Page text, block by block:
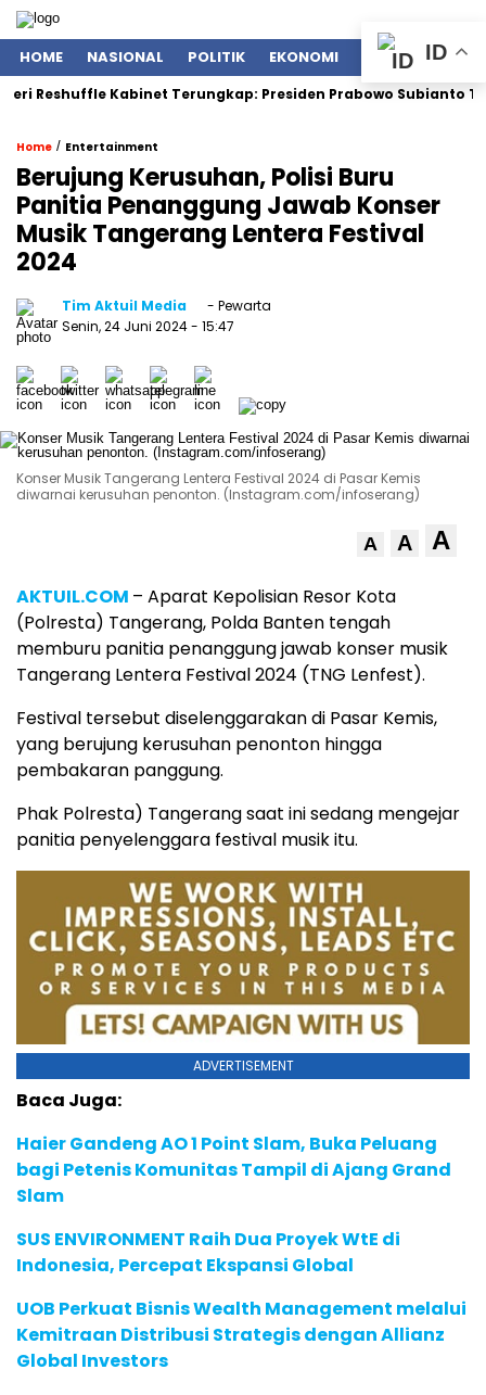
HOME NASIONAL POLITIK EKONOMI ENTERTAINMENT
Kabinet Terungkap: Presiden Prabowo Subianto Tegaskan
Home / Entertainment
Berujung Kerusuhan, Polisi Buru
Panitia Penanggung Jawab Konser
Musik Tangerang Lentera Festival
2024
Tim Aktuil Media
- Pewarta
Senin, 24 Juni 2024- 15:47
Konser Musik Tangerang Lentera Festival 2024 di Pasar Kemis
diwarnai kerusuhan penonton. (Instagram.com/infoserang)
A A A
AKTUIL.COM – Aparat Kepolisian Resor Kota
(Polresta) Tangerang, Polda Banten tengah
memburu panitia penanggung jawab konser musik
Tangerang Lentera Festival 2024 (TNG Lenfest).
Festival tersebut diselenggarakan di Pasar Kemis,
yang berujung kerusuhan penonton hingga
pembakaran panggung.
Phak Polresta) Tangerang saat ini sedang mengejar
panitia penyelenggara festival musik itu.
ADVERTISEMENT
Baca Juga:
Haier Gandeng AO 1 Point Slam, Buka Peluang
bagi Petenis Komunitas Tampil di Ajang Grand
Slam
SUS ENVIRONMENT Raih Dua Proyek WtE di
Indonesia, Percepat Ekspansi Global
UOB Perkuat Bisnis Wealth Management melalui
Kemitraan Distribusi Strategis dengan Allianz
Global Investors
ID